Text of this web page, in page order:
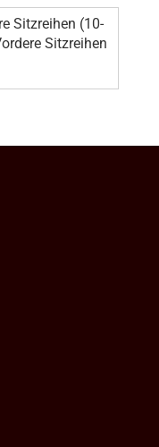
Sitzreihen (10-
Sitzreihen